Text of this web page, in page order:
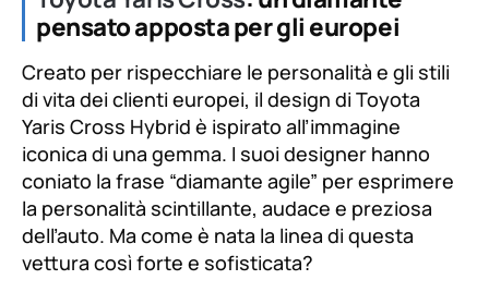
pensato apposta per gli europei
Creato per rispecchiare le personalità e gli stili
di vita dei clienti europei, il design di Toyota
Yaris Cross Hybrid è ispirato all’immagine
iconica di una gemma. I suoi designer hanno
coniato la frase “diamante agile” per esprimere
la personalità scintillante, audace e preziosa
dell’auto. Ma come è nata la linea di questa
vettura così forte e sofisticata?